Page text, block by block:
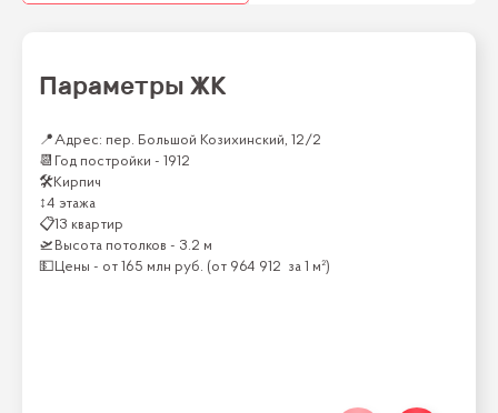
Параметры ЖК
📍 Адрес: пер. Большой Козихинский, 12/2
📆 Год постройки - 1912
🛠Кирпич
↕4 этажа
📋13 квартир
🛫 Высота потолков - 3.2 м
💵
Цены - от 165 млн руб. (от 964 912 за 1 м²)